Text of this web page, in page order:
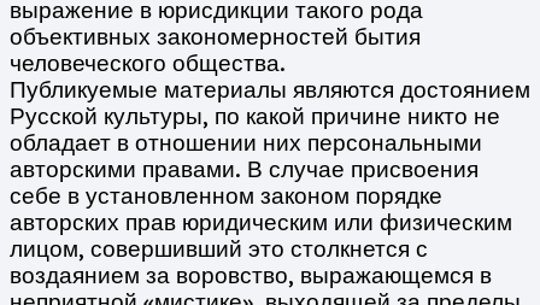
выражение в юрисдикции такого рода
объективных закономерностей бытия
человеческого общества.
Публикуемые материалы являются достоянием
Русской культуры, по какой причине никто не
обладает в отношении них персональными
авторскими правами. В случае присвоения
себе в установленном законом порядке
авторских прав юридическим или физическим
лицом, совершивший это столкнется с
воздаянием за воровство, выражающемся в